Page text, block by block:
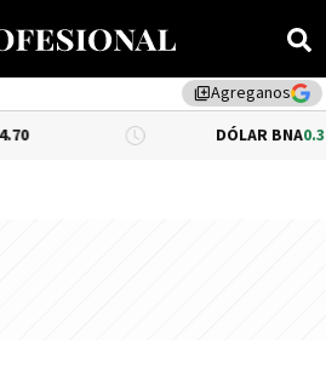
library_addAgreganos
DÓLAR BNA 0.34%$1,520.00